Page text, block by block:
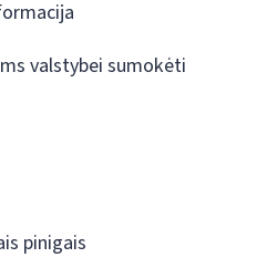
valstybei sumokėti
pinigais